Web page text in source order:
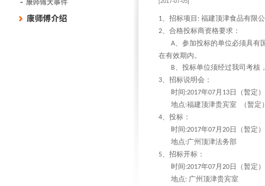
[2017-07-05]
1、招标项目 : 福建顶津食品有限
2、合格投标商资格要求：
A、参加投标的单位必须具有
在有效期内。
B、投标单位须经过我司考核
3、招标说明会：
时间 :2017年07月 13日（暂定）
地点:福建顶津贵宾室 （暂定
4、投标：
时间 :2017年07月 20日（暂定）
地点:广州顶津法务部
5、招标开标：
时间 :2017年07月 20日（暂定）
地点: 广州顶津贵宾室